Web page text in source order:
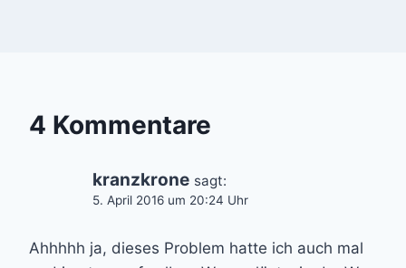
4 Kommentare
kranzkrone sagt:
5. April 2016 um 20:24 Uhr
Ahhhhh ja, dieses Problem hatte ich auch mal